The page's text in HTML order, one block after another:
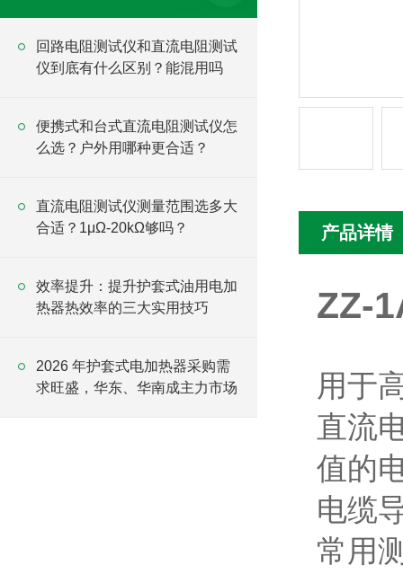
回路电阻测试仪和直流电阻测试
仪到底有什么区别？能混用吗
便携式和台式直流电阻测试仪怎
么选？户外用哪种更合适？
直流电阻测试仪测量范围选多大
合适？1μΩ-20kΩ够吗？
效率提升：提升护套式油用电加
热器热效率的三大实用技巧
2026 年护套式电加热器采购需
求旺盛，华东、华南成主力市场
产品详情
ZZ-
用于
直流
值的
电缆
常用